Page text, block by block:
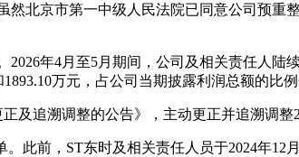
然北京市第一中级人民法院已同意公司预
年4月至5月期间，公司及相关责任人
万元，占公司当期披露利润总额的比例
及追溯调整的公告》，主动更正并追溯调整
此前，ST东时及相关责任人员于2024年